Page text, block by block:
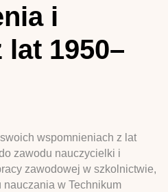
i
1950–
wspomnieniach z lat
zawodu nauczycielki i
zawodowej w szkolnictwie,
nauczania w Technikum